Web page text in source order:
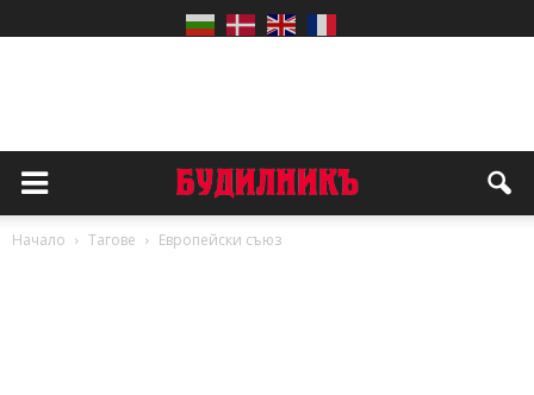
Начало Тагове Европейски съюз